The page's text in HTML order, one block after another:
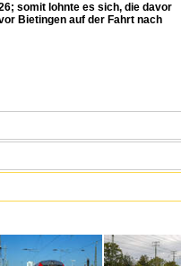
somit lohnte es sich, die davor
Bietingen auf der Fahrt nach